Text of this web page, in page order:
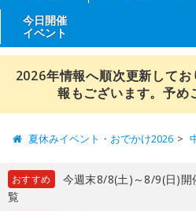
今日開催
イベント
2026年情報へ順次更新して
報もございます。予め
夏休みイベント・おでかけ2026
おすすめ
今週末8/8(土)～8/9(日)開
覧